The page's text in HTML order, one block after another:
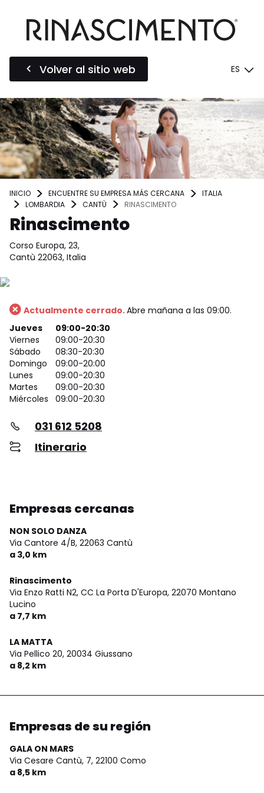
Volver al sitio web ES
INICIO ENCUENTRE SU EMPRESA MÁS CERCANA
ITALIA
LOMBARDIA
CANTÙ RINASCIMENTO
Rinascimento
Corso Europa, 23,
Cantù 22063, Italia
Actualmente cerrado.Abre mañana a las 09:00.
Jueves
09:00-20:30
Viernes
09:00-20:30
Sábado
08:30-20:30
Domingo
09:00-20:00
Lunes
09:00-20:30
Martes
09:00-20:30
Miércoles
09:00-20:30
031 612 5208
Itinerario
Empresas cercanas
NON SOLO DANZA
Via Cantore 4/B, 22063 Cantù
a 3,0 km
Rinascimento
Via Enzo Ratti N2, CC La Porta D'Europa, 22070 Montano
Lucino
a 7,7 km
LA MATTA
Via Pellico 20, 20034 Giussano
a 8,2 km
Empresas de su región
GALA ON MARS
Via Cesare Cantù, 7, 22100 Como
a 8,5 km